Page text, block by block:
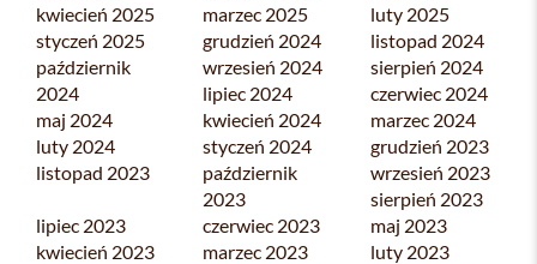
kwiecień 2025
marzec 2025
luty 2025
styczeń 2025
grudzień 2024
listopad 2024
październik
2024
wrzesień 2024
sierpień 2024
lipiec 2024
czerwiec 2024
maj 2024
kwiecień 2024
marzec 2024
luty 2024
styczeń 2024
grudzień 2023
listopad 2023
październik
2023
wrzesień 2023
sierpień 2023
lipiec 2023
czerwiec 2023
maj 2023
kwiecień 2023
marzec 2023
luty 2023